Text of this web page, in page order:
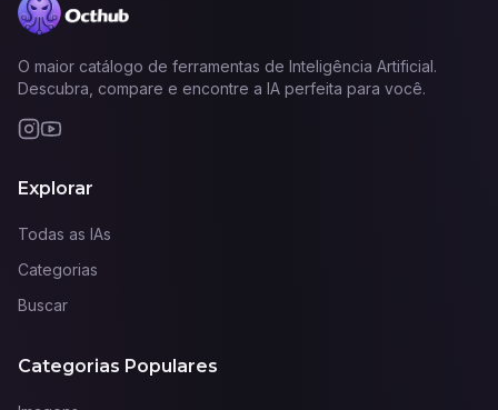
O maior catálogo de ferramentas de Inteligência Artificial.
Descubra, compare e encontre a IA perfeita para você.
Explorar
Todas as IAs
Categorias
Buscar
Categorias Populares